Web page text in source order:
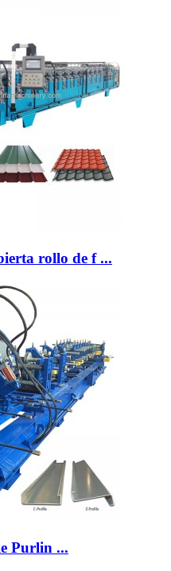
rollo de f ...
Purlin ...